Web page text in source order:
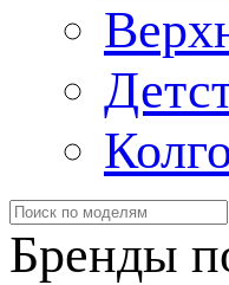
Бренды